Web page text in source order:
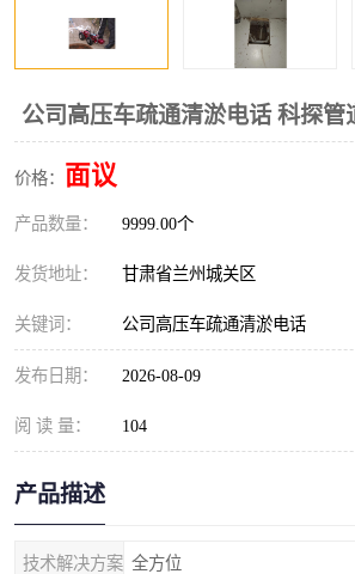
公司高压车疏通清淤电话 科探管
价格： 面议
产品数量： 9999.00个
发货地址： 甘肃省兰州城关区
关键词： 公司高压车疏通清淤电话
发布日期： 2026-08-09
阅 读 量： 104
产品描述
技术解决方案 全方位